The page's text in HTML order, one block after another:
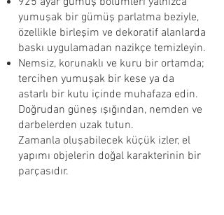
yumuşak bir gümüş parlatma beziyle,
özellikle birleşim ve dekoratif alanlarda
baskı uygulamadan nazikçe temizleyin.
Nemsiz, korunaklı ve kuru bir ortamda;
tercihen yumuşak bir kese ya da
astarlı bir kutu içinde muhafaza edin.
Doğrudan güneş ışığından, nemden ve
darbelerden uzak tutun.
Zamanla oluşabilecek küçük izler, el
yapımı objelerin doğal karakterinin bir
parçasıdır.